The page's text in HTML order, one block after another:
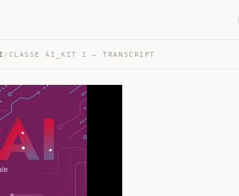
/ CLASSE AI_KIT 1 — TRANSCRIPT